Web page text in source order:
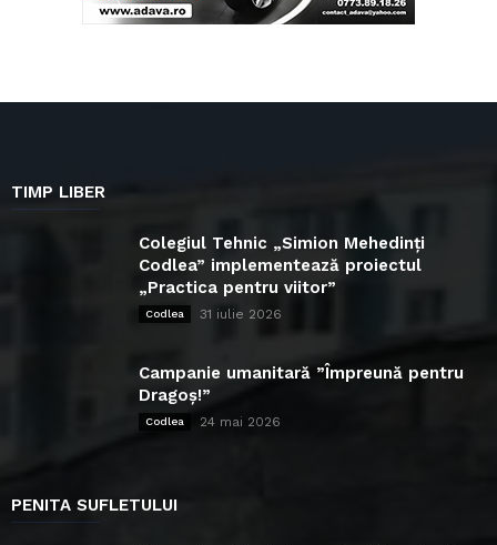
TIMP LIBER
Colegiul Tehnic „Simion Mehedinți
Codlea” implementează proiectul
„Practica pentru viitor”
Codlea 31 iulie 2026
Campanie umanitară ”Împreună pentru
Dragoș!”
Codlea 24 mai 2026
PENITA SUFLETULUI